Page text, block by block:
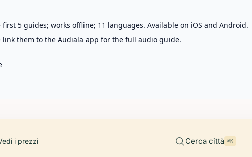
5 guides; works offline; 11 languages. Available on iOS and Android.
link them to the Audiala app for the full audio guide.
i prezzi Cerca città ⌘K